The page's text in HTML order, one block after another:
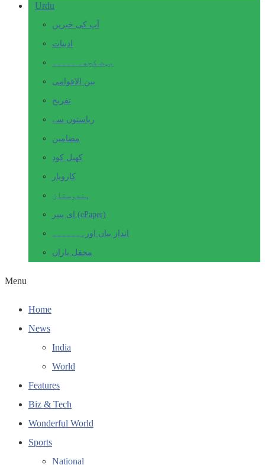
Urdu
آپ کی خبریں
ادبیات
بہت کچھ۔ ۔۔۔۔۔
بین الاقوامی
تفریح
ریاستوں سے
مضامین
کھیل کود
کاروبار
ہندوستان
ای پیپر (ePaper)
انداز بیاں اور۔۔۔۔۔۔۔
محفل یاراں
Menu
Home
News
India
World
Features
Biz & Tech
Wonderful World
Sports
National